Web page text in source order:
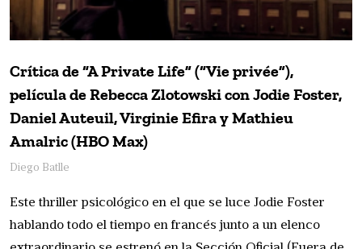
Crítica de “A Private Life” (“Vie privée”),
película de Rebecca Zlotowski con Jodie Foster,
Daniel Auteuil, Virginie Efira y Mathieu
Amalric (HBO Max)
Diego Batlle
Este thriller psicológico en el que se luce Jodie Foster
hablando todo el tiempo en francés junto a un elenco